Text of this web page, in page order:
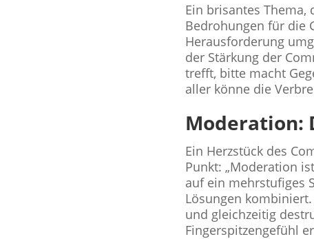
Ein brisantes Thema,
Bedrohungen für die
Herausforderung
der Stärkung der
trefft, bitte macht
aller könne die
Moderation:
Ein Herzstück des
Punkt: „Moderation
auf ein mehrstufiges
Lösungen
und gleichzeitig
Fingerspitzengefühl